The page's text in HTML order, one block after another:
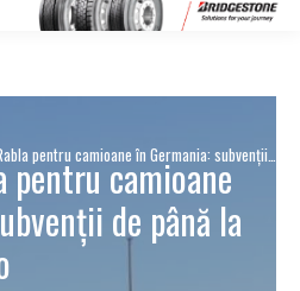
pentru camioane în Germania: subvenții
15.000 de euro
pentru camioane
de până la